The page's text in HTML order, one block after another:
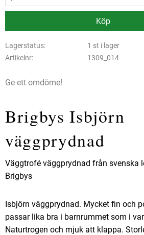
Köp
Lagerstatus
1 st i lager
Artikelnr
1309_014
Ge ett omdöme!
Brigbys Isbjörn
väggprydnad
Väggtrofé väggprydnad från svenska
Brigbys
Isbjörn väggprydnad. Mycket fin och
passar lika bra i barnrummet som i
Naturtrogen och mjuk att klappa.